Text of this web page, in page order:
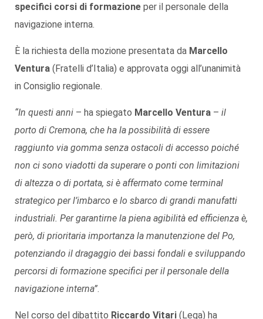
specifici corsi di formazione per il personale della
navigazione interna.
È la richiesta della mozione presentata da Marcello
Ventura (Fratelli d’Italia) e approvata oggi all’unanimità
in Consiglio regionale.
“In questi anni – ha spiegato Marcello Ventura – il
porto di Cremona, che ha la possibilità di essere
raggiunto via gomma senza ostacoli di accesso poiché
non ci sono viadotti da superare o ponti con limitazioni
di altezza o di portata, si è affermato come terminal
strategico per l’imbarco e lo sbarco di grandi manufatti
industriali. Per garantirne la piena agibilità ed efficienza è,
però, di prioritaria importanza la manutenzione del Po,
potenziando il dragaggio dei bassi fondali e sviluppando
percorsi di formazione specifici per il personale della
navigazione interna”.
Nel corso del dibattito Riccardo Vitari (Lega) ha